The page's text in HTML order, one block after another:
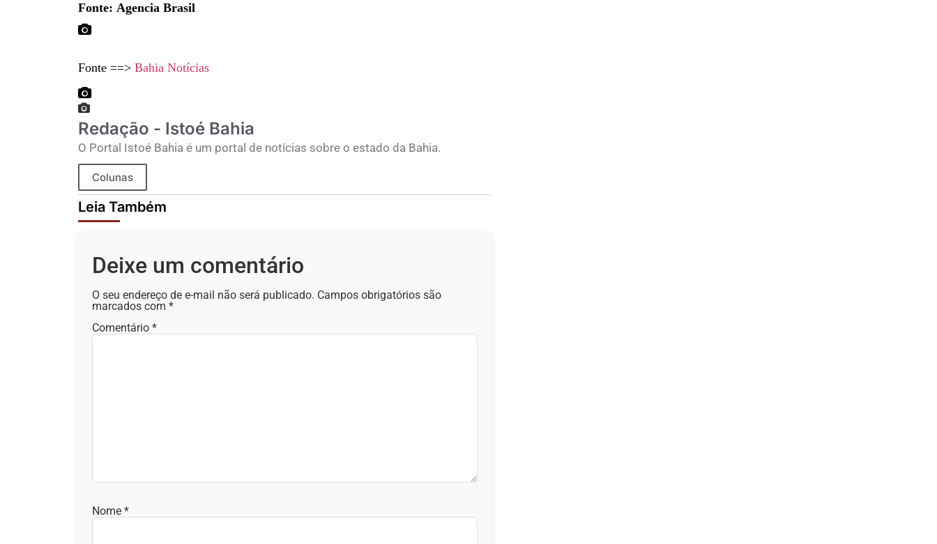
Fonte: Agencia Brasil
Fonte ==> Bahia Notícias
Redação - Istoé Bahia
O Portal Istoé Bahia é um portal de notícias sobre o estado da Bahia.
Colunas
Leia Também
Deixe um comentário
O seu endereço de e-mail não será publicado. Campos obrigatórios são
marcados com *
Comentário *
Nome *